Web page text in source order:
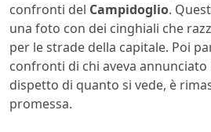
confronti del Campidoglio.
una foto con dei cinghiali che
per le strade della capitale. Poi
confronti di chi aveva annunciato
dispetto di quanto si vede, è
promessa.